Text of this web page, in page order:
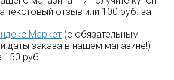
текстовый отзыв или 100 руб. за
(с обязательным
даты заказа в нашем магазине!) –
150 руб.